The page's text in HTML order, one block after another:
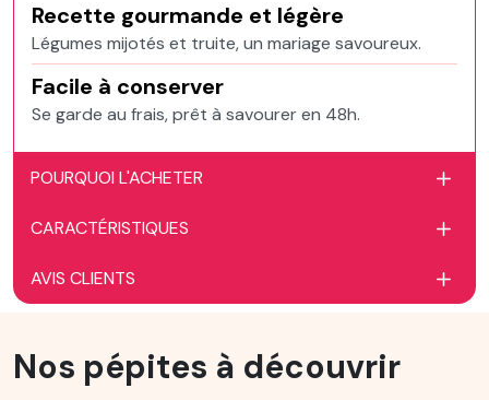
Recette gourmande et légère
Légumes mijotés et truite, un mariage savoureux.
Facile à conserver
Se garde au frais, prêt à savourer en 48h.
POURQUOI L'ACHETER
CARACTÉRISTIQUES
AVIS CLIENTS
Nos pépites à découvrir